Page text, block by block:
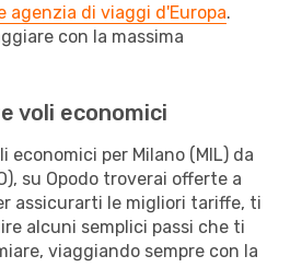
agenzia di viaggi d'Europa.
con la massima
voli economici
economici per Milano (MIL) da
su Opodo troverai offerte a
assicurarti le migliori tariffe, ti
alcuni semplici passi che ti
viaggiando sempre con la